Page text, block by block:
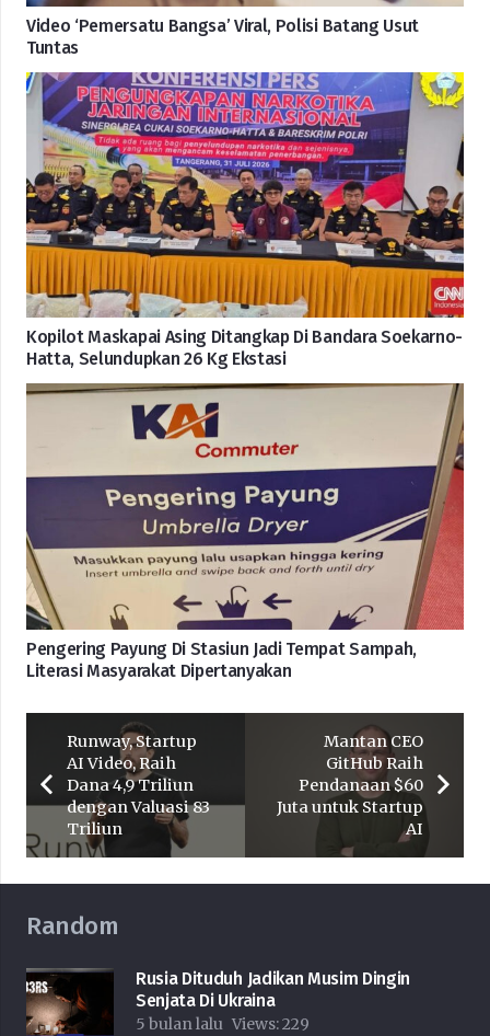
Video ‘Pemersatu Bangsa’ Viral, Polisi Batang Usut
Tuntas
Kopilot Maskapai Asing Ditangkap Di Bandara Soekarno-
Hatta, Selundupkan 26 Kg Ekstasi
Pengering Payung Di Stasiun Jadi Tempat Sampah,
Literasi Masyarakat Dipertanyakan
Runway, Startup
AI Video, Raih
Dana 4,9 Triliun
dengan Valuasi 83
Triliun
Mantan CEO
GitHub Raih
Pendanaan $60
Juta untuk Startup
AI
Random
Rusia Dituduh Jadikan Musim Dingin
Senjata Di Ukraina
5 bulan lalu Views:229